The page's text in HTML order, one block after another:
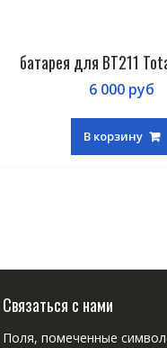
батарея для BT211
6 000 руб
В корзину
Связаться с нами
Поля, помеченные